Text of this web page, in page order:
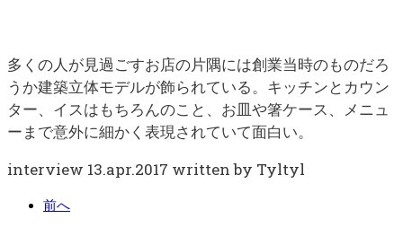
多くの人が見過ごすお店の片隅には創業当時のものだろ
うか建築立体モデルが飾られている。キッチンとカウン
ター、イスはもちろんのこと、お皿や箸ケース、メニュ
ーまで意外に細かく表現されていて面白い。
interview 13.apr.2017 written by Tyltyl
前へ